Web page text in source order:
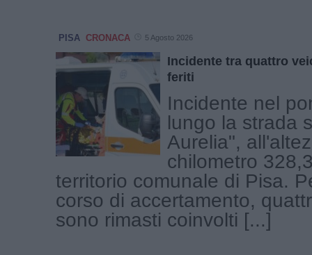
PISA CRONACA 5 Agosto 2026
Incidente tra quattro
feriti
Incidente nel
lungo la strada
Aurelia",
chilometro
territorio comunale di Pisa.
corso di accertamento,
sono rimasti coinvolti [...]